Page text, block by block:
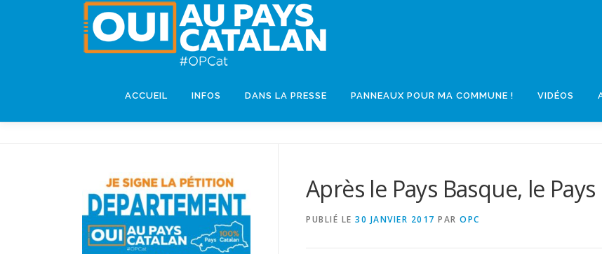
ACCUEIL INFOS DANS LA PRESSE PANNEAUX POUR MA COMMUNE ! VIDÉOS
Après le Pays Basque, le
PUBLIÉ LE 30 JANVIER 2017 PAR OPC